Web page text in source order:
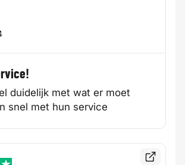
duidelijk met wat er moet
snel met hun service
Bekijk